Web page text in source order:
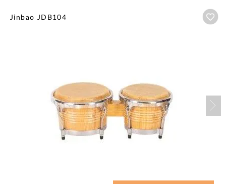
Jinbao JDB104